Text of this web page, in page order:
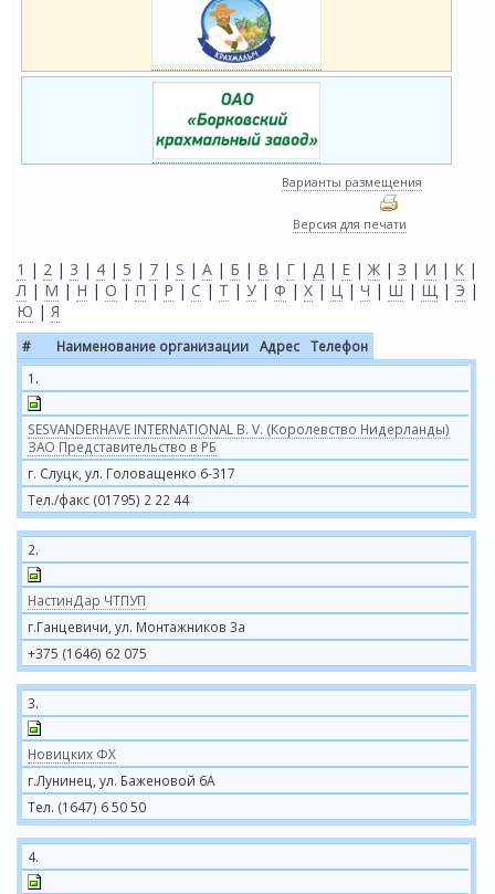
Варианты размещения
Версия для печати
1 | 2 | 3 | 4 | 5 | 7 | S | А | Б | В | Г | Д | Е | Ж | З | И | К |
Л | М | Н | О | П | Р | С | Т | У | Ф | Х | Ц | Ч | Ш | Щ | Э |
Ю | Я
# Наименование организации Адрес
Телефон
1.
SESVANDERHAVE INTERNATIONAL B. V. (Королевство Нидерланды)
ЗАО Представительство в РБ
г. Слуцк, ул. Головащенко 6-317
Тел./факс (01795) 2 22 44
2.
НастинДар ЧТПУП
г.Ганцевичи, ул. Монтажников 3а
+375 (1646) 62 075
3.
Новицких ФХ
г.Лунинец, ул. Баженовой 6А
Тел. (1647) 6 50 50
4.